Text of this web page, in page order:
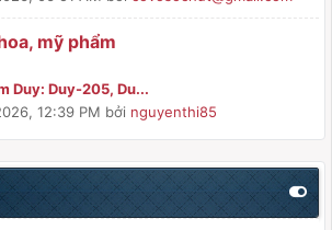
mỹ phẩm
Duy: Duy-205, Du...
12:39 PM bởi nguyenthi85